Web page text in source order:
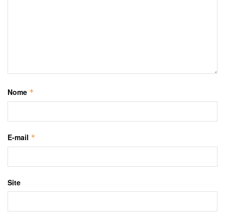
Nome *
E-mail *
Site